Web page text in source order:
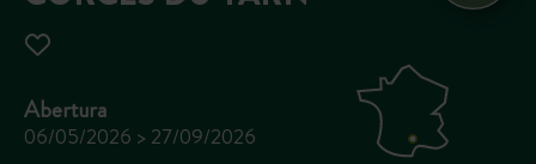
Abertura
06/05/2026 > 27/09/2026